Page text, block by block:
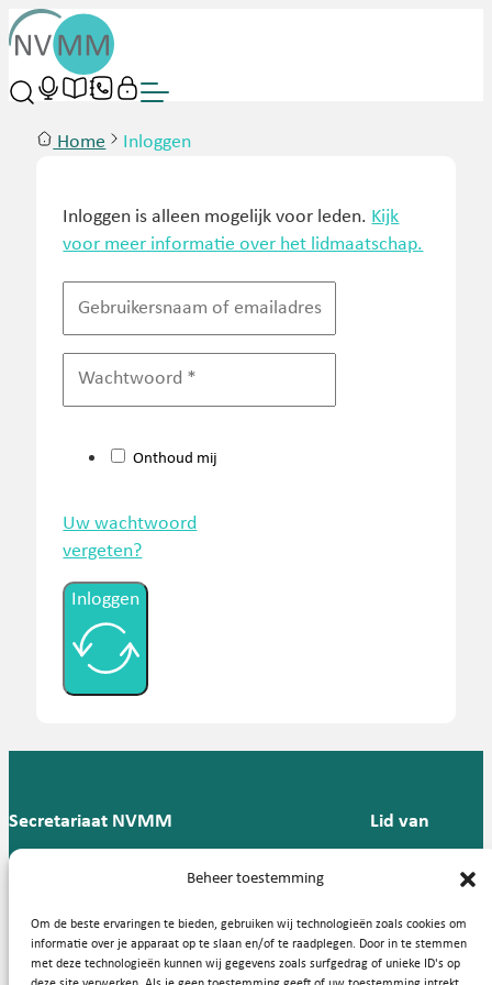
Beheer toestemming
Om de beste ervaringen te bieden, gebruiken wij technologieën zoals cookies om
informatie over je apparaat op te slaan en/of te raadplegen. Door in te stemmen
met deze technologieën kunnen wij gegevens zoals surfgedrag of unieke ID's op
Home Inloggen
Inloggen is alleen mogelijk voor leden. Kijk
voor meer informatie over het lidmaatschap.
Onthoud mij
Uw wachtwoord
vergeten?
Inloggen
Secretariaat NVMM
Groningen
T: 088 -
57
Lid van